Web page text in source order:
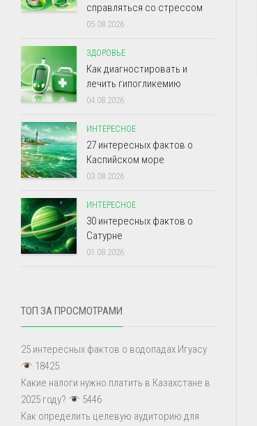
справляться со стрессом
05.08.2026
ЗДОРОВЬЕ
Как диагностировать и
лечить гипогликемию
04.08.2026
ИНТЕРЕСНОЕ
27 интересных фактов о
Каспийском море
03.08.2026
ИНТЕРЕСНОЕ
30 интересных фактов о
Сатурне
01.08.2026
ТОП ЗА ПРОСМОТРАМИ
25 интересных фактов о водопадах Игуасу
18425
Какие налоги нужно платить в Казахстане в
2025 году?
5446
Как определить целевую аудиторию для